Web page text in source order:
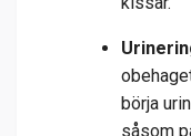
börja
såsom